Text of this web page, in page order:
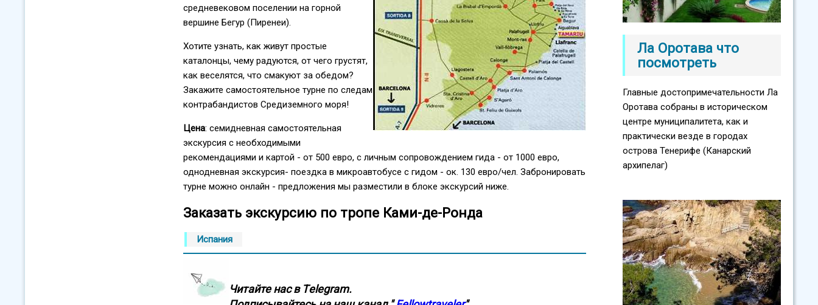
средневековом поселении на горной
вершине Бегур (Пиренеи).
Хотите узнать, как живут простые
каталонцы, чему радуются, от чего грустят,
как веселятся, что смакуют за обедом?
Закажите самостоятельное турне по следам
контрабандистов Средиземного моря!
Цена: семидневная самостоятельная
экскурсия с необходимыми
рекомендациями и картой - от 500 евро, с личным сопровождением гида - от 1000 евро,
однодневная экскурсия- поездка в микроавтобусе с гидом - ок. 130 евро/чел. Забронировать
турне можно онлайн - предложения мы разместили в блоке экскурсий ниже.
Заказать экскурсию по тропе Ками-де-Ронда
Испания
Читайте нас в Тelegram.
Ла Оротава что
посмотреть
Главные достопримечательности Ла
Оротава собраны в историческом
центре муниципалитета, как и
практически везде в городах
острова Тенерифе (Канарский
архипелаг)